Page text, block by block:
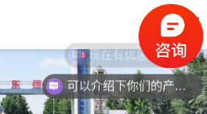
现在有优惠活动么？